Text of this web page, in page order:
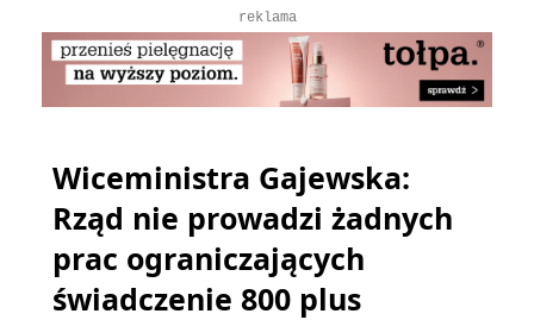
reklama
Wiceministra Gajewska:
Rząd nie prowadzi żadnych
prac ograniczających
świadczenie 800 plus